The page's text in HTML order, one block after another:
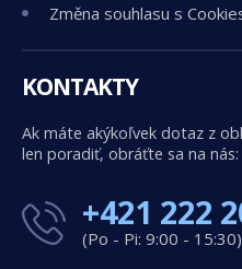
Změna souhlasu s
KONTAKTY
Ak máte akýkoľvek dotaz z
len poradiť, obráťte sa na nás:
+421 222
(Po - Pi: 9:00 - 15:30)